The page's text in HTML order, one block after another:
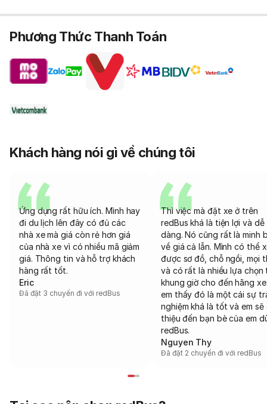
Phương Thức Thanh Toán
Khách hàng nói gì về chúng tôi
Ứng dụng rất hữu ích. Mình hay
đi du lịch lên đây có đủ các
nhà xe mà giá còn rẻ hơn giá
của nhà xe vì có nhiều mã giảm
giá. Thông tin và hỗ trợ khách
hàng rất tốt.
Eric
Đã đặt 3 chuyến đi với redBus
Thì việc mà đặt xe ở trên
redBus khá là tiện lợi và dễ
dàng. Nó cũng rất là minh
về giá cả lẫn. Mình có thể
được sơ đồ, chỗ ngồi, mọi
và có rất là nhiều lựa chọn
khung giờ cho đến hãng
em thấy đó là một cái sự
nghiệm khá là tốt và em sẽ
thiệu đến bạn bè của em
redBus.
Nguyen Thy
Đã đặt 2 chuyến đi với redBus